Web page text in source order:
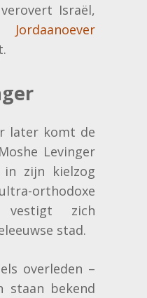
Israël,
later komt de
Levinger
zijn kielzog
orthodoxe
vestigt zich
stad.
overleden –
staan bekend